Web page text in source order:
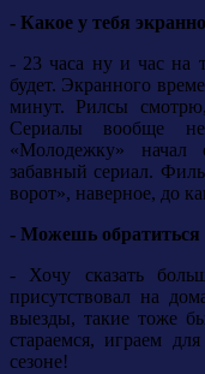
- Какое у тебя
- 23 часа ну и час на
будет. Экранного
минут. Рилсы
Сериалы вообще
«Молодежку» начал
забавный сериал.
ворот», наверное, до
- Можешь
- Хочу сказать
присутствовал на
выезды, такие тоже
стараемся, играем
сезоне!